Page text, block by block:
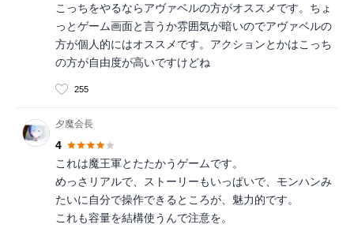
こっちをやるならアヴァベルの方がオススメです。ちょ
っとゲーム画面と言うか雰囲気が暗いのでアヴァベルの
方が個人的にはオススメです。アクションとかはこっち
の方が自由度が高いですけどね
255
夕魔会長
4
これは魔王軍とたたかうゲームです。
めっさリアルで、ストーリーもいっぱいで、モンハンみ
たいに自分で操作できるところが、魅力的です。
これも容量を結構使うんで注意を。